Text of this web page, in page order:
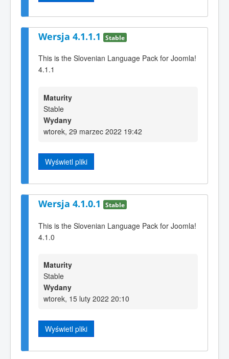
Wersja 4.1.1.1 Stable
This is the Slovenian Language Pack for Joomla!
4.1.1
Maturity
Stable
Wydany
wtorek, 29 marzec 2022 19:42
Wyświetl pliki
Wersja 4.1.0.1 Stable
This is the Slovenian Language Pack for Joomla!
4.1.0
Maturity
Stable
Wydany
wtorek, 15 luty 2022 20:10
Wyświetl pliki